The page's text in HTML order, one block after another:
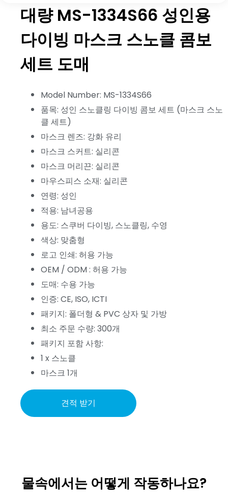
대량 MS-1334S66 성인용
다이빙 마스크 스노클 콤보
세트 도매
Model Number: MS-1334S66
품목: 성인 스노클링 다이빙 콤보 세트 (마스크 스노
클 세트)
마스크 렌즈: 강화 유리
마스크 스커트: 실리콘
마스크 머리끈: 실리콘
마우스피스 소재: 실리콘
연령: 성인
적용: 남녀공용
용도: 스쿠버 다이빙, 스노클링, 수영
색상: 맞춤형
로고 인쇄: 허용 가능
OEM / ODM : 허용 가능
도매: 수용 가능
인증: CE, ISO, ICTI
패키지: 폴더형 & PVC 상자 및 가방
최소 주문 수량: 300개
패키지 포함 사항:
1 x 스노클
마스크 1개
견적 받기
물속에서는 어떻게 작동하나요?